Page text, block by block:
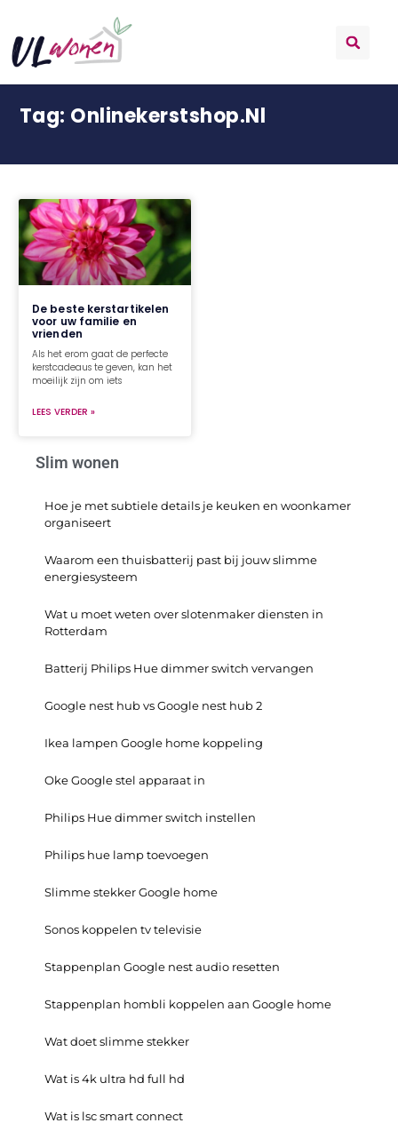
Tag: Onlinekerstshop.nl
De beste kerstartikelen
voor uw familie en
vrienden
Als het erom gaat de perfecte
kerstcadeaus te geven, kan het
moeilijk zijn om iets
LEES VERDER »
Slim wonen
Hoe je met subtiele details je keuken en woonkamer
organiseert
Waarom een thuisbatterij past bij jouw slimme
energiesysteem
Wat u moet weten over slotenmaker diensten in
Rotterdam
Batterij Philips Hue dimmer switch vervangen
Google nest hub vs Google nest hub 2
Ikea lampen Google home koppeling
Oke Google stel apparaat in
Philips Hue dimmer switch instellen
Philips hue lamp toevoegen
Slimme stekker Google home
Sonos koppelen tv televisie
Stappenplan Google nest audio resetten
Stappenplan hombli koppelen aan Google home
Wat doet slimme stekker
Wat is 4k ultra hd full hd
Wat is lsc smart connect